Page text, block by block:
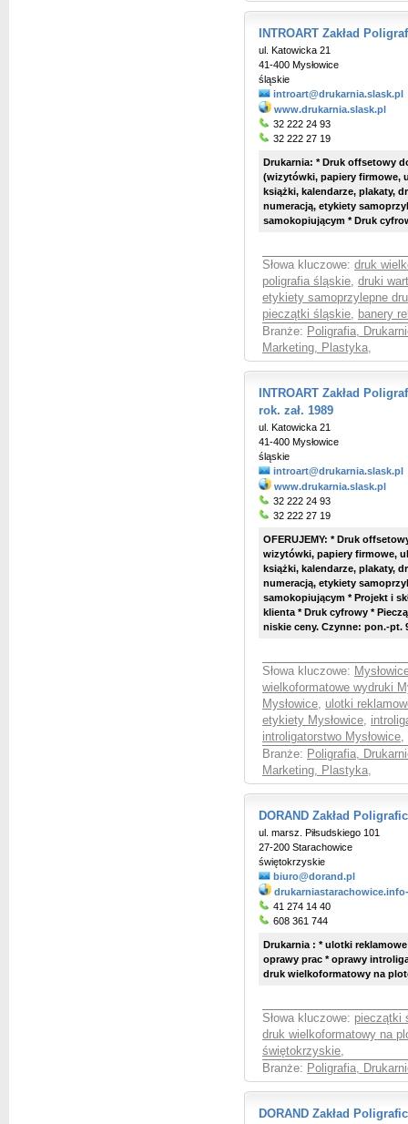
INTROART Zakład
ul. Katowicka 21
41-400 Mysłowice
śląskie
introart@drukarnia.slask.pl
www.drukarnia.slask.pl
32 222 24 93
32 222 27 19
Drukarnia: * Druk offsetowy
(wizytówki, papiery firmowe,
książki, kalendarze, plakaty,
numeracją, etykiety
samokopiującym * Druk
Słowa kluczowe: druk
poligrafia śląskie, druki
etykiety samoprzylepne
pieczątki śląskie, banery
Branże: Poligrafia,
Marketing, Plastyka,
INTROART Zakład
rok. zał. 1989
ul. Katowicka 21
41-400 Mysłowice
śląskie
introart@drukarnia.slask.pl
www.drukarnia.slask.pl
32 222 24 93
32 222 27 19
OFERUJEMY: * Druk
wizytówki, papiery firmowe,
książki, kalendarze, plakaty,
numeracją, etykiety
samokopiującym * Projekt i
klienta * Druk cyfrowy *
niskie ceny. Czynne: pon.-pt.
Słowa kluczowe:
wielkoformatowe wydruki
Mysłowice, ulotki
etykiety Mysłowice,
introligatorstwo Mysłowice,
Branże: Poligrafia,
Marketing, Plastyka,
DORAND Zakład
ul. marsz. Piłsudskiego 101
27-200 Starachowice
świętokrzyskie
biuro@dorand.pl
41 274 14 40
608 361 744
Drukarnia : * ulotki
oprawy prac * oprawy
druk wielkoformatowy na
Słowa kluczowe: pieczątki
druk wielkoformatowy na
świętokrzyskie,
Branże: Poligrafia,
DORAND Zakład